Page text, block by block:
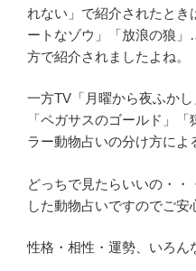
れない」で紹介されたとき
ートなゾウ」「放浪の狼
方で紹介されましたよね。
一方TV「月曜から夜ふかし
「ペガサスのゴールド」
ラー動物占いの分け方によ
どっちで見たらいいの・・
した動物占いですのでご安
性格・相性・運勢、いろん